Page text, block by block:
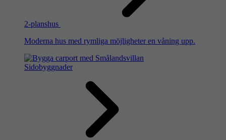
2-planshus
Moderna hus med rymliga möjligheter en våning upp.
Sidobyggnader